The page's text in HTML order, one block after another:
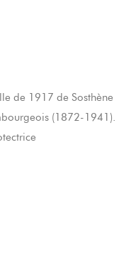
de 1917 de Sosthène
(1872-1941).